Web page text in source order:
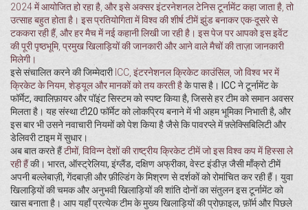
2024 में आयोजित हो रहा है , और इसे अक्सरइंटरनेशनल टेनिस टूर्नामेंटकहा जाता है, तो
उत्साह बहुत होता है। इस प्रतियोगिता में विश्व की शीर्ष टीमें झुंड बनाकर एक-दूसरे से
टककरा रही हैं, और हर मैच में नई कहानी लिखी जा रही है। इस पेज पर आपको इस इवेंट
की पूरी पृष्ठभूमि, प्रमुख खिलाड़ियों की जानकारी और आने वाले मैचों की ताज़ा जानकारी
मिलेगी।
इसे संचालित करने की जिम्मेदारी ICC इंटरनेशनल क्रिकेट काउंसिल, जो विश्व भर में
क्रिकेट के नियम, शेड्यूल और मानकों को तय करती हैके पास है। ICC ने टूर्नामेंट के
फॉर्मेट, क्वालिफ़ायर और पॉइंट सिस्टम को स्पष्ट किया है, जिससे हर टीम को समान अवसर
मिलता है। यह संस्था टी20 फॉर्मेट को लोकप्रिय बनाने में भी अहम भूमिका निभाती है, और
इस बार भी उसने नवाचारी नियमों को पेश किया है जैसे कि पावरप्ले में फ़्लेक्सिबिलिटी और
डेलिवरी टाइम में सुधार।
अब बात करते हैंटीमों, विविन्न देशों की राष्ट्रीय क्रिकेट टीमें जो इस विश्व कप में हिस्सा ले
रही हैंकी। भारत, ऑस्ट्रेलिया, इंग्लैंड, दक्षिण अफ्रीका, वेस्ट इंडीज़ जैसी माँक्रो टीमें
अपनी बल्लेबाज़ी, गेंदबाज़ी और फ़ील्डिंग के मिश्रण से दर्शकों को रोमांचित कर रही हैं। युवा
खिलाड़ियों की चमक और अनुभवी खिलाड़ियों की शांति दोनों का संतुलन इस टूर्नामेंट को
खास बनाता है। आप यहाँ प्रत्येक टीम के मुख्य खिलाड़ियों की प्रोफ़ाइल, फ़ॉर्म और पिछले